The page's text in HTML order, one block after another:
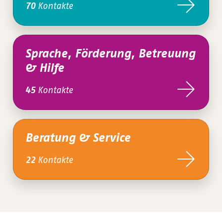
70 Kontakte
Sprache, Förderung, Betreuung
& Hilfe
45 Kontakte
Beratung & Service
22 Kontakte